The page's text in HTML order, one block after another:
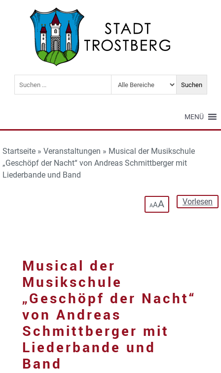
MENÜ
Startseite » Veranstaltungen » Musical der Musikschule
„Geschöpf der Nacht“ von Andreas Schmittberger mit
Liederbande und Band
Vorlesen
AAA
Musical der
Musikschule
„Geschöpf der Nacht“
von Andreas
Schmittberger mit
Liederbande und
Band